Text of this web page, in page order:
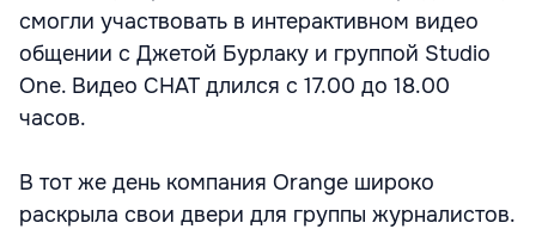
смогли участвовать в интерактивном видео
общении с Джетой Бурлаку и группой Studio
One. Видео CHAT длился с 17.00 до 18.00
часов.
В тот же день компания Orange широко
раскрыла свои двери для группы журналистов.